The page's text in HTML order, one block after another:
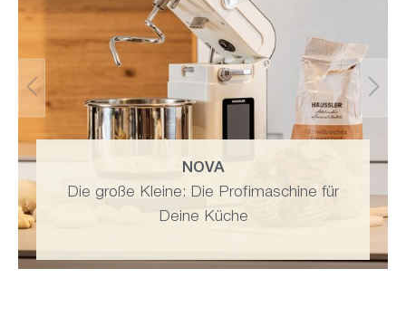
NOVA
Die große Kleine: Die Profimaschine für
Deine Küche